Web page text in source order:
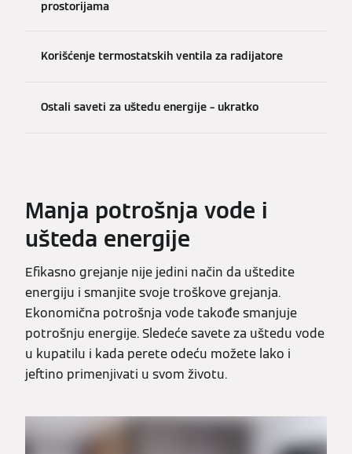
prostorijama
Korišćenje termostatskih ventila za radijatore
Ostali saveti za uštedu energije – ukratko
Manja potrošnja vode i
ušteda energije
Efikasno grejanje nije jedini način da uštedite
energiju i smanjite svoje troškove grejanja.
Ekonomična potrošnja vode takođe smanjuje
potrošnju energije. Sledeće savete za uštedu vode
u kupatilu i kada perete odeću možete lako i
jeftino primenjivati u svom životu.